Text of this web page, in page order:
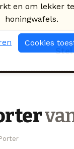
Stel
en om lekker
honingwafels.
Cookies